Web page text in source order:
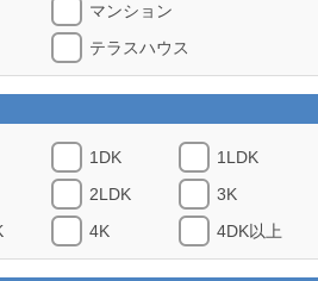
マンション
テラスハウス
1DK
1LDK
2LDK
3K
4K 4DK以上